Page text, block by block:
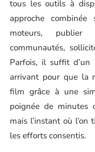
tous les outils à
approche combinée
moteurs,
communautés,
Parfois, il suffit d’un
arrivant pour que la
film grâce à une
poignée de minutes
mais l’instant où
les efforts consentis.